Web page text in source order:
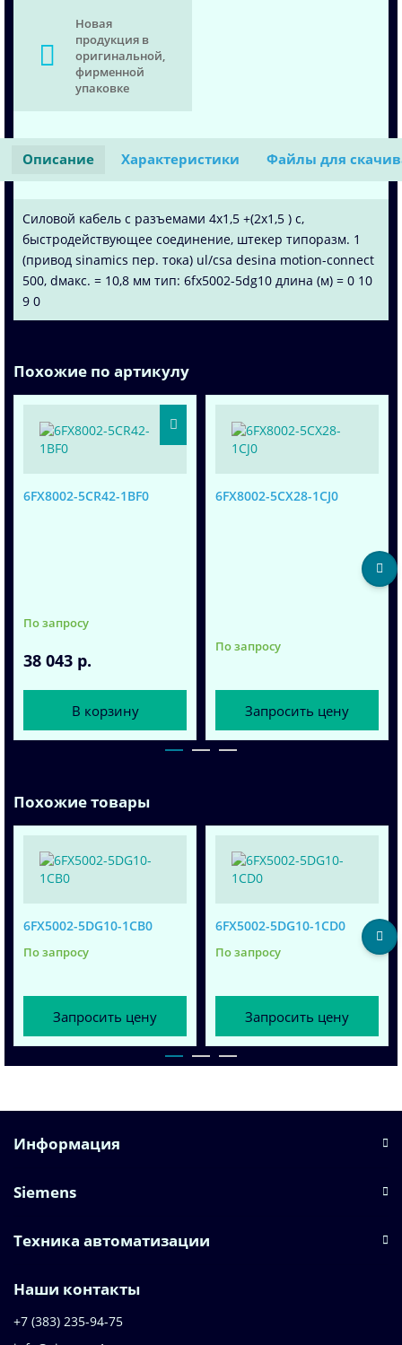
Новая
продукция в
оригинальной,
фирменной
упаковке
Описание Характеристики Файлы для
Силовой кабель с разъемами 4x1,5 +(2x1,5 ) c,
быстродействующее соединение, штекер типоразм. 1
(привод sinamics пер. тока) ul/csa desina motion-connect
500, dмакс. = 10,8 мм тип: 6fx5002-5dg10 длина (м) = 0 10
9 0
Похожие по артикулу
6FX8002-5CR42-1BF0
По запросу
38 043 р.
В корзину
6FX8002-5CX28-1CJ0
По запросу
Запросить цену
Похожие товары
6FX5002-5DG10-1CB0
По запросу
Запросить цену
6FX5002-5DG10-1CD0
По запросу
Запросить цену
Информация
Siemens
Техника автоматизации
Наши контакты
+7 (383) 235-94-75